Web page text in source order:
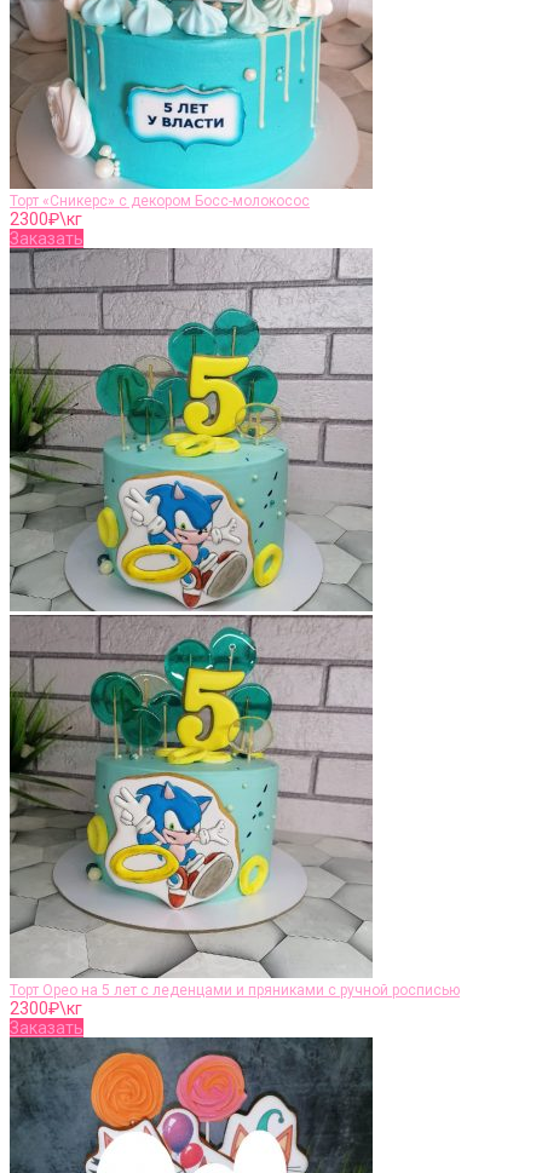
Торт «Сникерс» с декором Босс-молокосос
2300₽\кг
Заказать
Торт Орео на 5 лет с леденцами и пряниками с ручной росписью
2300₽\кг
Заказать